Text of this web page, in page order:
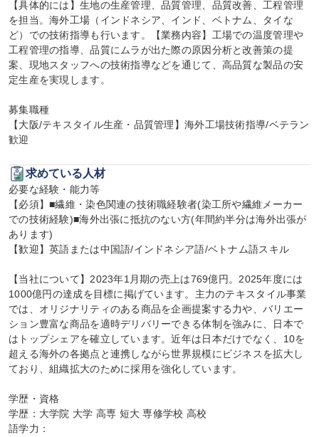
【具体的には】生地の生産管理、品質管理、品質改善、工程管理
を担当。海外工場（インドネシア、インド、ベトナム、タイな
ど）での技術指導も行います。【業務内容】工場での温度管理や
工程管理の指導、品質にムラが出た際の原因分析と改善策の提
案、現地スタッフへの技術指導などを通じて、高品質な製品の安
定生産を実現します。
募集職種
【大阪/テキスタイル生産・品質管理】海外工場技術指導/ベテラン
歓迎
求めている人材
必要な経験・能力等
【必須】■繊維・染色関連の技術職経験者(染工所や繊維メーカー
での技術経験)■海外出張に抵抗のない方(年間約半分は海外出張が
あります)
【歓迎】英語または中国語/インドネシア語/ベトナム語スキル
【当社について】2023年1月期の売上は769億円。2025年度には
1000億円の達成を目標に掲げています。主力のテキスタイル事業
では、オリジナリティのある商品を企画提案する力や、バリエー
ション豊富な商品を適時デリバリーできる体制を強みに、日本で
はトップシェアを確立しています。近年は日本だけでなく、10を
超える海外の各拠点と連携しながら世界規模にビジネスを拡大し
ており、組織拡大のために採用を強化しています。
学歴・資格
学歴：大学院 大学 高専 短大 専修学校 高校
語学力：